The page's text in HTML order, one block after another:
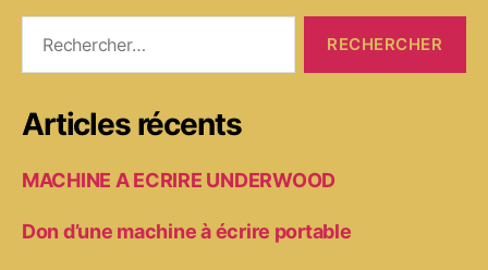
Articles récents
MACHINE A ECRIRE UNDERWOOD
Don d’une machine à écrire portable